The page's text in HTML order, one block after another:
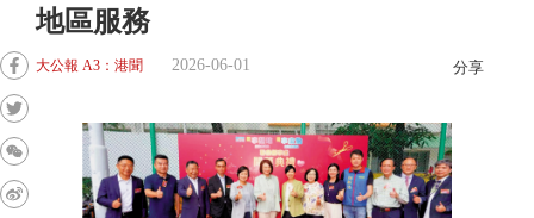
地區服務
大公報 A3：港聞 2026-06-01 分享